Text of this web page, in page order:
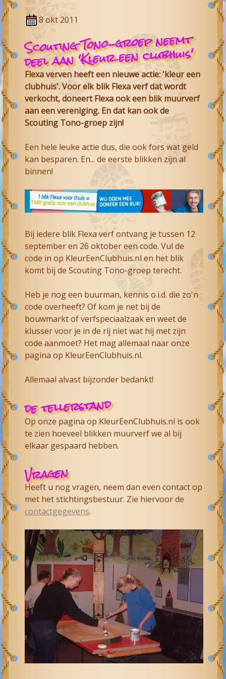
8 okt 2011
Scouting Tono-groep neemt
deel aan 'Kleur een clubhuis'
Flexa verven heeft een nieuwe actie: 'kleur een
clubhuis'. Voor elk blik Flexa verf dat wordt
verkocht, doneert Flexa ook een blik muurverf
aan een vereniging. En dat kan ook de
Scouting Tono-groep zijn!
Een hele leuke actie dus, die ook fors wat geld
kan besparen. En... de eerste blikken zijn al
binnen!
Bij iedere blik Flexa verf ontvang je tussen 12
september en 26 oktober een code. Vul de
code in op KleurEenClubhuis.nl en het blik
komt bij de Scouting Tono-groep terecht.
Heb je nog een buurman, kennis o.i.d. die zo'n
code overheeft? Of kom je net bij de
bouwmarkt of verfspeciaalzaak en weet de
klusser voor je in de rij niet wat hij met zijn
code aanmoet? Het mag allemaal naar onze
pagina op KleurEenClubhuis.nl.
Allemaal alvast bijzonder bedankt!
de tellerstand
Op onze pagina op KleurEenClubhuis.nl is ook
te zien hoeveel blikken muurverf we al bij
elkaar gespaard hebben.
Vragen
Heeft u nog vragen, neem dan even contact op
met het stichtingsbestuur. Zie hiervoor de
contactgegevens.